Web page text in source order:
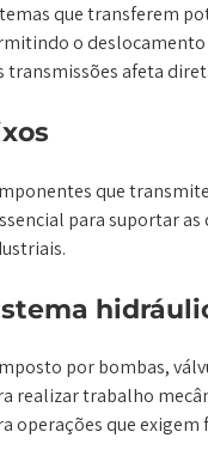
que transferem
o deslocamento
transmissões afeta
que
para suportar
por bombas,
realizar trabalho
operações que exigem